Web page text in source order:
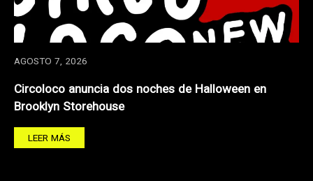
AGOSTO 7, 2026
Circoloco anuncia dos noches de Halloween en
Brooklyn Storehouse
LEER MÁS